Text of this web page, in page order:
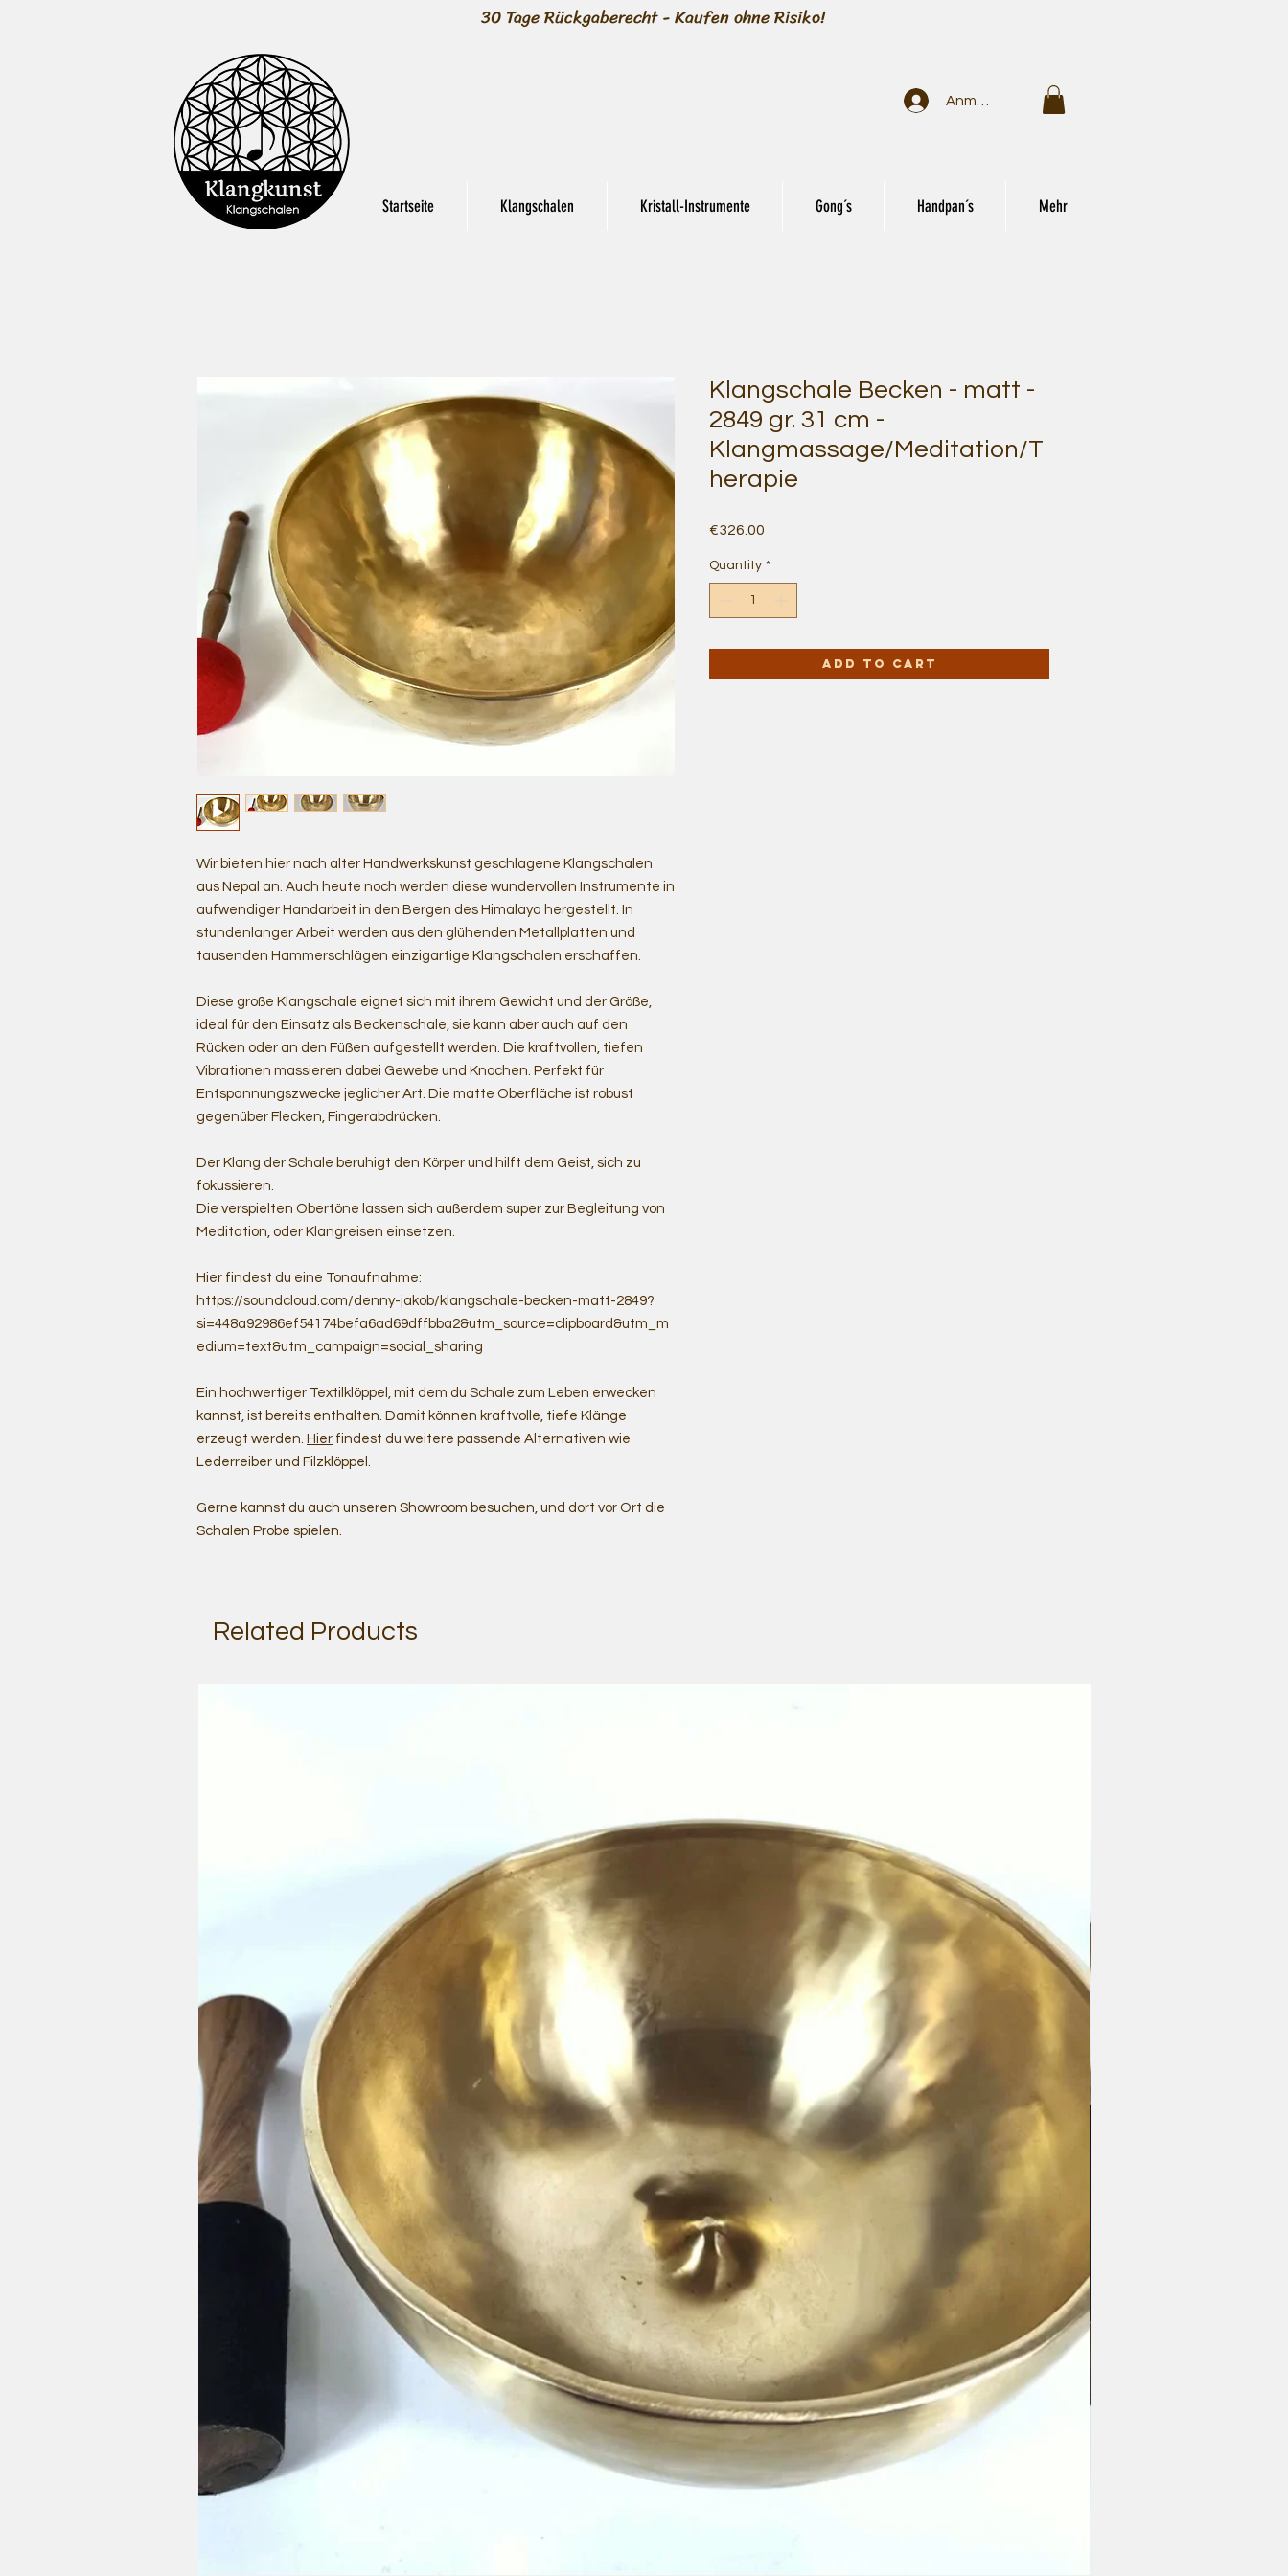
30 Tage Rückgaberecht - Kaufen ohne Risiko!
Anmelden
Startseite Klangschalen Kristall-Instrumente Gong´s Handpan´s Mehr
Wir bieten hier nach alter Handwerkskunst geschlagene Klangschalen
aus Nepal an. Auch heute noch werden diese wundervollen Instrumente in
aufwendiger Handarbeit in den Bergen des Himalaya hergestellt. In
stundenlanger Arbeit werden aus den glühenden Metallplatten und
tausenden Hammerschlägen einzigartige Klangschalen erschaffen.
Diese große Klangschale eignet sich mit ihrem Gewicht und der Größe,
ideal für den Einsatz als Beckenschale, sie kann aber auch auf den
Rücken oder an den Füßen aufgestellt werden. Die kraftvollen, tiefen
Vibrationen massieren dabei Gewebe und Knochen. Perfekt für
Entspannungszwecke jeglicher Art. Die matte Oberfläche ist robust
gegenüber Flecken, Fingerabdrücken.
Der Klang der Schale beruhigt den Körper und hilft dem Geist, sich zu
fokussieren.
Die verspielten Obertöne lassen sich außerdem super zur Begleitung von
Meditation, oder Klangreisen einsetzen.
Hier findest du eine Tonaufnahme:
https://soundcloud.com/denny-jakob/klangschale-becken-matt-2849?
si=448a92986ef54174befa6ad69dffbba2&utm_source=clipboard&utm_m
edium=text&utm_campaign=social_sharing
Ein hochwertiger Textilklöppel, mit dem du Schale zum Leben erwecken
kannst, ist bereits enthalten. Damit können kraftvolle, tiefe Klänge
erzeugt werden. Hier findest du weitere passende Alternativen wie
Lederreiber und Filzklöppel.
Gerne kannst du auch unseren Showroom besuchen, und dort vor Ort die
Schalen Probe spielen.
Klangschale Becken - matt -
2849 gr. 31 cm -
Klangmassage/Meditation/T
herapie
€326.00
Quantity *
Add to Cart
Related Products